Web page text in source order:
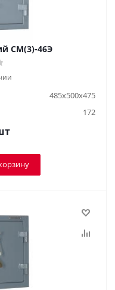
СМ(3)-46Э
485x500x475
172